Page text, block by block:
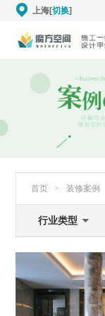
上海[切换]
首页 > 装修案例
行业类型